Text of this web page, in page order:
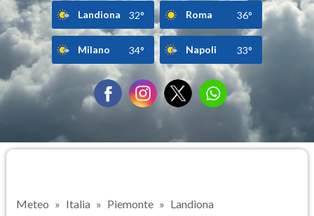
Landiona 32° Roma 36°
Milano 34° Napoli 33°
Meteo Italia Piemonte Landiona